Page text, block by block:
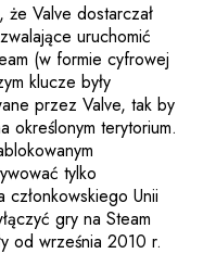
Valve dostarczał
uruchomić
(w formie cyfrowej
klucze były
przez Valve, tak by
określonym terytorium.
tylko
Unii
gry na Steam
od września 2010 r.